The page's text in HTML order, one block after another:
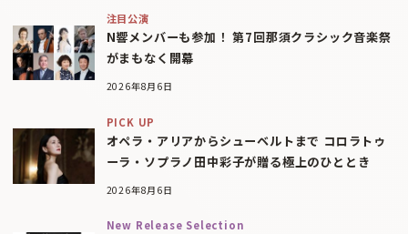
注目公演
N響メンバーも参加！ 第7回那須クラシック音楽祭
がまもなく開幕
2026年8月6日
PICK UP
オペラ・アリアからシューベルトまで コロラトゥ
ーラ・ソプラノ田中彩子が贈る極上のひととき
2026年8月6日
New Release Selection